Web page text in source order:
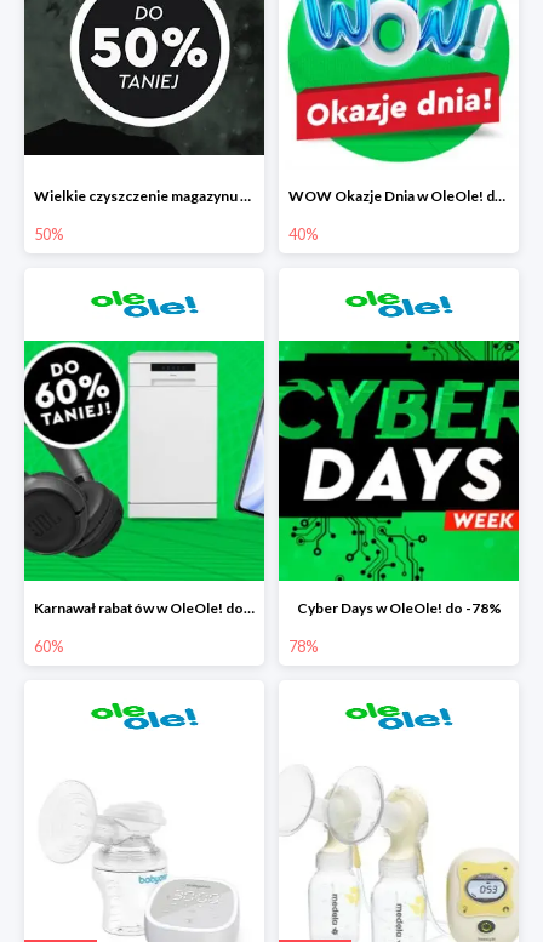
Wielkie czyszczenie magazynu w OleOle! do -50%
50%
WOW Okazje Dnia w OleOle! do -40%
40%
Karnawał rabatów w OleOle! do -60%
60%
Cyber Days w OleOle! do -78%
78%